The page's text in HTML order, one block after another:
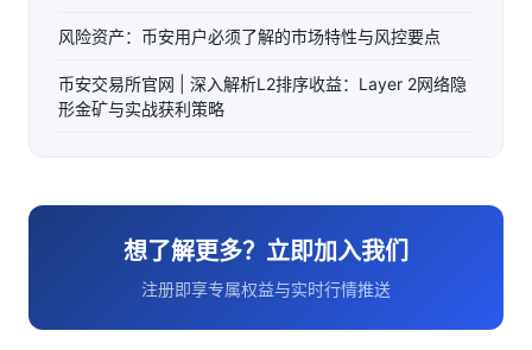
风险资产：币安用户必须了解的市场特性与风控要点
币安交易所官网 | 深入解析L2排序收益：Layer 2网络隐
形金矿与实战获利策略
想了解更多？立即加入我们
注册即享专属权益与实时行情推送